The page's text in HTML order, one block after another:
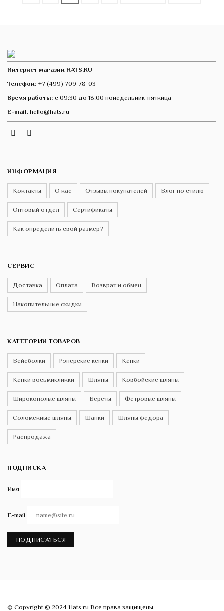
Интернет магазин HATS.RU
Телефон: +7 (499) 709-78-03
Время работы: с 09:30 до 18:00 понедельник-пятница
E-mail. hello@hats.ru
Instagram
ИНФОРМАЦИЯ
Контакты О нас Отзывы покупателей Блог по стилю
Оптовый отдел Сертификаты
Как определить свой размер?
СЕРВИС
Доставка Оплата Возврат и обмен
Накопительные скидки
КАТЕГОРИИ ТОВАРОВ
Бейсболки Рэперские кепки Кепки
Кепки восьмиклинки Шляпы Ковбойские шляпы
Широкополые шляпы Береты Фетровые шляпы
Соломенные шляпы Шапки Шляпы федора
Распродажа
ПОДПИСКА
Имя
E-mail
ПОДПИСАТЬСЯ
© Copyright © 2024 Hats.ru Все права защищены.